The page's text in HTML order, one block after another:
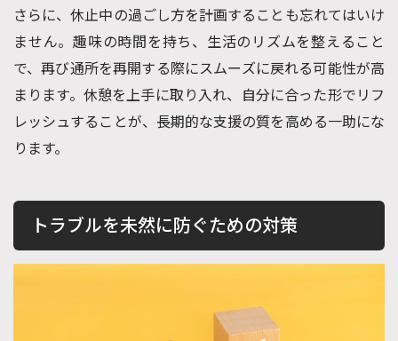
さらに、休止中の過ごし方を計画することも忘れてはいけ
ません。趣味の時間を持ち、生活のリズムを整えること
で、再び通所を再開する際にスムーズに戻れる可能性が高
まります。休憩を上手に取り入れ、自分に合った形でリフ
レッシュすることが、長期的な支援の質を高める一助にな
ります。
トラブルを未然に防ぐための対策